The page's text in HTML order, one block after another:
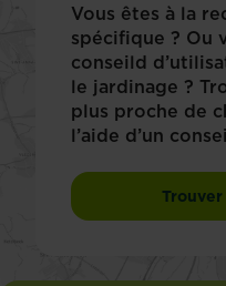
Vous êtes à la
spécifique ? Ou
conseild
le jardinage ?
plus proche de
l’aide d’un